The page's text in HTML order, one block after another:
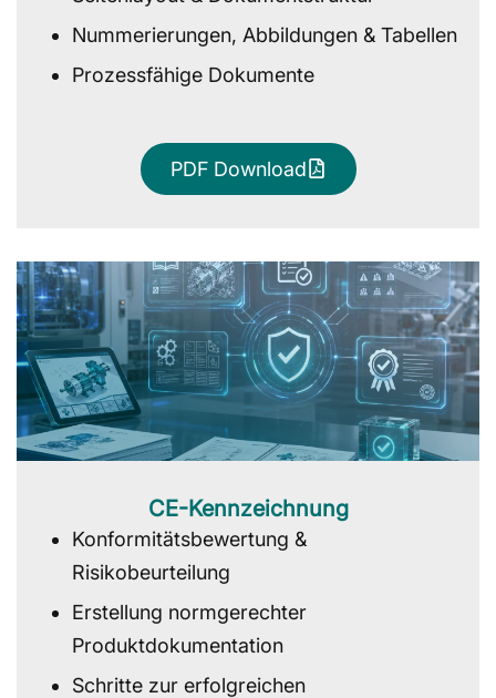
Nummerierungen, Abbildungen & Tabellen
Prozessfähige Dokumente
PDF Download
CE-Kennzeichnung
Konformitätsbe­wertung &
Risikobeurteilung
Erstellung normgerechter
Produktdokumen­tation
Schritte zur erfolgreichen